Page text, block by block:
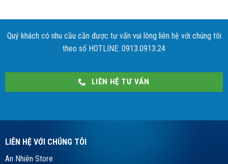
Quý khách có nhu cầu cần được tư vấn vui lòng liên hệ với chúng tôi
theo số HOTLINE: 0913.0913.24
LIÊN HỆ TƯ VẤN
LIÊN HỆ VỚI CHÚNG TÔI
An Nhiên Store